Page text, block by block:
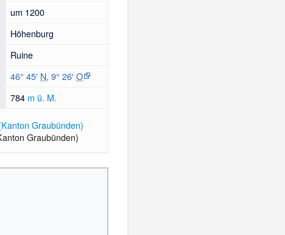
um 1200
Höhenburg
Ruine
46° 45′ N,9° 26′O
784 m ü. M.
Graubünden)